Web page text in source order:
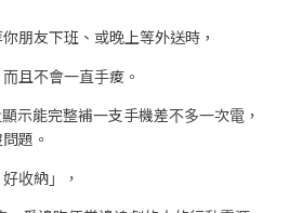
朋友下班、或晚上等外送時，
且不會一直手痠。
示能完整補一支手機差不多一次電，
題。
收納」，